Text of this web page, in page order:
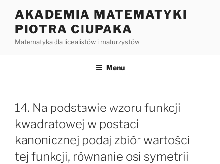
treści
AKADEMIA MATEMATYKI
PIOTRA CIUPAKA
Matematyka dla licealistów i maturzystów
Menu
14. Na podstawie wzoru funkcji
kwadratowej w postaci
kanonicznej podaj zbiór wartości
tej funkcji, równanie osi symetrii